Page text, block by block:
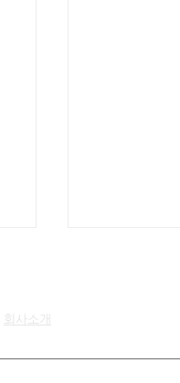
회사소개